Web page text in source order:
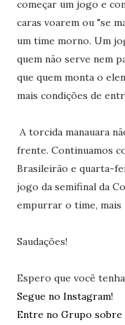
começar um jogo e
caras voarem ou "se
um time morno. Um
quem não serve nem
que quem monta o
mais condições de
A torcida manauara
frente. Continuamos
Brasileirão e quarta-
jogo da semifinal da
empurrar o time, mais
Saudações!
Espero que você
Segue no Instagram!
Entre no Grupo sobre